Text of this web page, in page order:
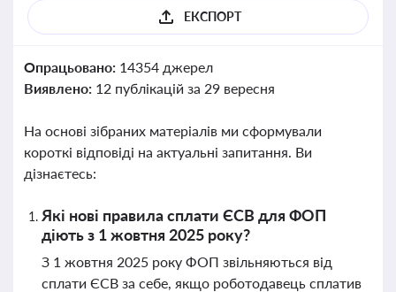
ЕКСПОРТ
Опрацьовано: 14354 джерел
Виявлено: 12 публікацій за 29 вересня
На основі зібраних матеріалів ми сформували
короткі відповіді на актуальні запитання. Ви
дізнаєтесь:
Які нові правила сплати ЄСВ для ФОП
діють з 1 жовтня 2025 року?
З 1 жовтня 2025 року ФОП звільняються від
сплати ЄСВ за себе, якщо роботодавець сплатив